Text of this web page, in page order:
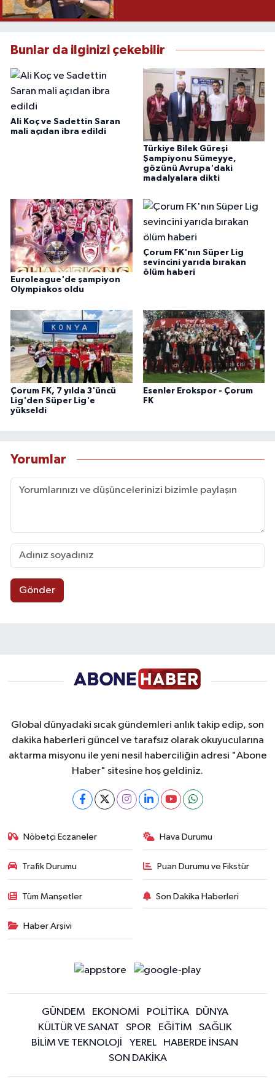
Bunlar da ilginizi çekebilir
Ali Koç ve Sadettin Saran
mali açıdan ibra edildi
Türkiye Bilek Güreşi
Şampiyonu Sümeyye,
gözünü Avrupa'daki
madalyalara dikti
Euroleague'de şampiyon
Olympiakos oldu
Çorum FK'nın Süper Lig
sevincini yarıda bırakan
ölüm haberi
Çorum FK, 7 yılda 3'üncü
Lig'den Süper Lig'e
yükseldi
Esenler Erokspor - Çorum
FK
Yorumlar
Gönder
Global dünyadaki sıcak gündemleri anlık takip edip, son
dakika haberleri güncel ve tarafsız olarak okuyucularına
aktarma misyonu ile yeni nesil haberciliğin adresi "Abone
Haber" sitesine hoş geldiniz.
Nöbetçi Eczaneler Hava Durumu
Trafik Durumu Puan Durumu ve Fikstür
Tüm Manşetler Son Dakika Haberleri
Haber Arşivi
GÜNDEM EKONOMİ POLİTİKA
DÜNYA
KÜLTÜR VE SANAT
SPOR EĞİTİM
SAĞLIK
BİLİM VE TEKNOLOJİ
YEREL
HABERDE İNSAN
SON DAKİKA